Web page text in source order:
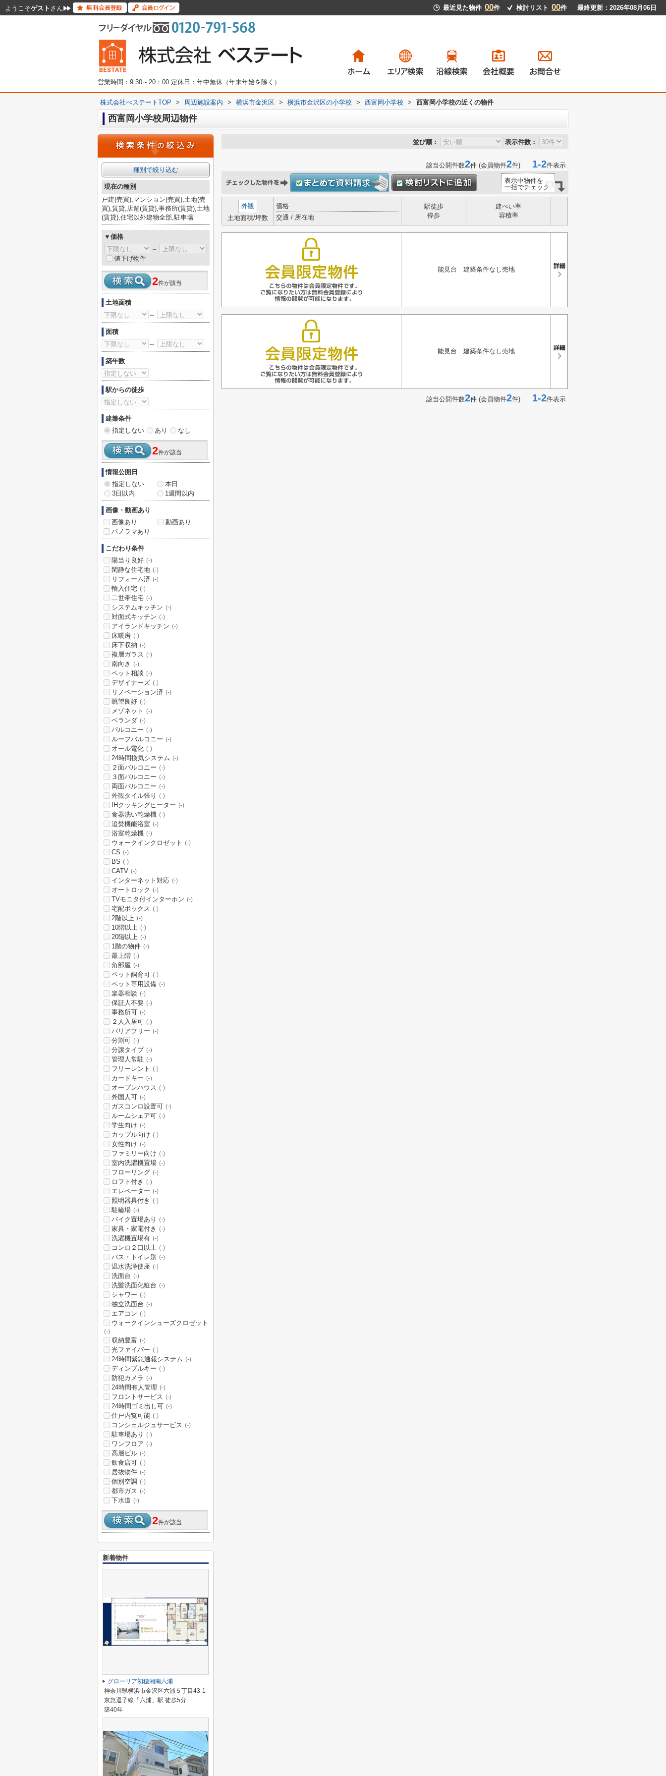
ようこそゲスト さん 最近見た物件 00件 検討リスト 00件 最終更新：2026年08月06日
一戸建て
マンション
土地
賃貸物件 一戸建て
マンション
土地
賃貸物件
営業時間：9:30～20：00 定休日：年中無休（年末年始を除く）
株式会社べステートTOP > 周辺施設案内 > 横浜市金沢区 > 横浜市金沢区の小学校 > 西富岡小学校 > 西富岡小学校の近くの物件
西富岡小学校周辺物件
並び順： 表示件数：
該当公開件数2件 (会員物件2件) 1-2件表示
表示中物件を
一括でチェック
外観
土地面積/坪数
価格
交通 / 所在地
駅徒歩
停歩
建ぺい率
容積率
能見台 建築条件なし売地
能見台 建築条件なし売地
該当公開件数2件 (会員物件2件) 1-2件表示
種別で絞り込む
現在の種別
戸建(売買),マンション(売買),土地(売
買),賃貸,店舗(賃貸),事務所(賃貸),土地
(賃貸),住宅以外建物全部,駐車場
▼価格
～
値下げ物件
2件が該当
土地面積
～
面積
～
築年数
駅からの徒歩
建築条件
指定しない
あり なし
2件が該当
情報公開日
指定しない
本日
3日以内
1週間以内
画像・動画あり
画像あり
動画あり
パノラマあり
こだわり条件
陽当り良好 (-)
閑静な住宅地 (-)
リフォーム済 (-)
輸入住宅 (-)
二世帯住宅 (-)
システムキッチン (-)
対面式キッチン (-)
アイランドキッチン (-)
床暖房 (-)
床下収納 (-)
複層ガラス (-)
南向き (-)
ペット相談 (-)
デザイナーズ (-)
リノベーション済 (-)
眺望良好 (-)
メゾネット (-)
ベランダ (-)
バルコニー (-)
ルーフバルコニー (-)
オール電化 (-)
24時間換気システム (-)
２面バルコニー (-)
３面バルコニー (-)
両面バルコニー (-)
外観タイル張り (-)
IHクッキングヒーター (-)
食器洗い乾燥機 (-)
追焚機能浴室 (-)
浴室乾燥機 (-)
ウォークインクロゼット (-)
CS (-)
BS (-)
CATV (-)
インターネット対応 (-)
オートロック (-)
TVモニタ付インターホン (-)
宅配ボックス (-)
2階以上 (-)
10階以上 (-)
20階以上 (-)
1階の物件 (-)
最上階 (-)
角部屋 (-)
ペット飼育可 (-)
ペット専用設備 (-)
楽器相談 (-)
保証人不要 (-)
事務所可 (-)
２人入居可 (-)
バリアフリー (-)
分割可 (-)
分譲タイプ (-)
管理人常駐 (-)
フリーレント (-)
カードキー (-)
オープンハウス (-)
外国人可 (-)
ガスコンロ設置可 (-)
ルームシェア可 (-)
学生向け (-)
カップル向け (-)
女性向け (-)
ファミリー向け (-)
室内洗濯機置場 (-)
フローリング (-)
ロフト付き (-)
エレベーター (-)
照明器具付き (-)
駐輪場 (-)
バイク置場あり (-)
家具・家電付き (-)
洗濯機置場有 (-)
コンロ２口以上 (-)
バス・トイレ別 (-)
温水洗浄便座 (-)
洗面台 (-)
洗髪洗面化粧台 (-)
シャワー (-)
独立洗面台 (-)
エアコン (-)
ウォークインシューズクロゼット
(-)
収納豊富 (-)
光ファイバー (-)
24時間緊急通報システム (-)
ディンプルキー (-)
防犯カメラ (-)
24時間有人管理 (-)
フロントサービス (-)
24時間ゴミ出し可 (-)
住戸内覧可能 (-)
コンシェルジュサービス (-)
駐車場あり (-)
ワンフロア (-)
高層ビル (-)
飲食店可 (-)
居抜物件 (-)
個別空調 (-)
都市ガス (-)
下水道 (-)
2件が該当
新着物件
グローリア初穂湘南六浦
神奈川県横浜市金沢区六浦５丁目43-1
京急逗子線「六浦」駅 徒歩5分
築40年